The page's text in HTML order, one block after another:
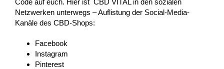
Code auf euch. Hier ist CBD VITAL in den sozialen
Netzwerken unterwegs – Auflistung der Social-Media-
Kanäle des CBD-Shops:
Facebook
Instagram
Pinterest